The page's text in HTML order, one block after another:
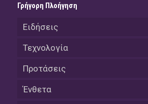
Γρήγορη Πλοήγηση
Ειδήσεις
Τεχνολογία
Προτάσεις
Ένθετα